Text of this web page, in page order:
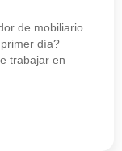
de mobiliario
día?
trabajar en